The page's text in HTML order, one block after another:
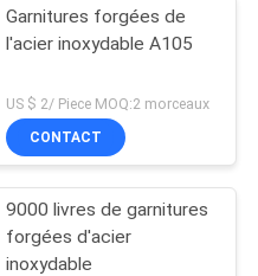
Garnitures forgées de
l'acier inoxydable A105
US $ 2/ Piece MOQ:2 morceaux
CONTACT
9000 livres de garnitures
forgées d'acier
inoxydable